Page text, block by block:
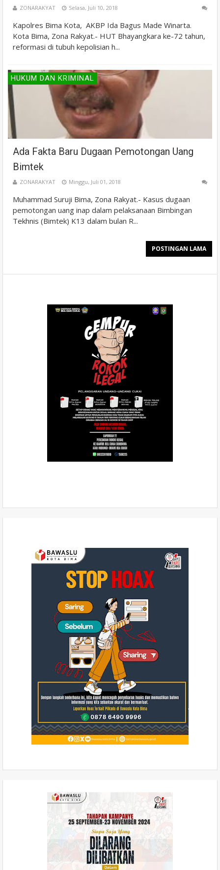
ZONARAKYAT Selasa, Juli 10, 2018
Kapolres Bima Kota, AKBP Ida Bagus Made Winarta.
Kota Bima, Zona Rakyat.- HUT Bhayangkara ke-72 tahun,
reformasi di tubuh kepolisian h...
HUKUM DAN KRIMINAL
Ada Fakta Baru Dugaan Pemotongan Uang
Bimtek
ZONARAKYAT Minggu, Juli 01, 2018
Muhammad Suruji Bima, Zona Rakyat.- Kasus dugaan
pemotongan uang inap dalam pelaksanaan Bimbingan
Tekhnis (Bimtek) K13 dalam bulan R...
POSTINGAN LAMA